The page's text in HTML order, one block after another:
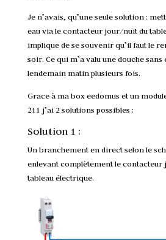
Je n’avais, qu’une seule solution :
eau via le contacteur jour/nuit du
implique de se souvenir qu’il faut le
soir. Ce qui m’a valu une douche sans
lendemain matin plusieurs fois.
Grace à ma box eedomus et un
211 j’ai 2 solutions possibles :
Solution 1 :
Un branchement en direct selon le
enlevant complètement le
tableau électrique.